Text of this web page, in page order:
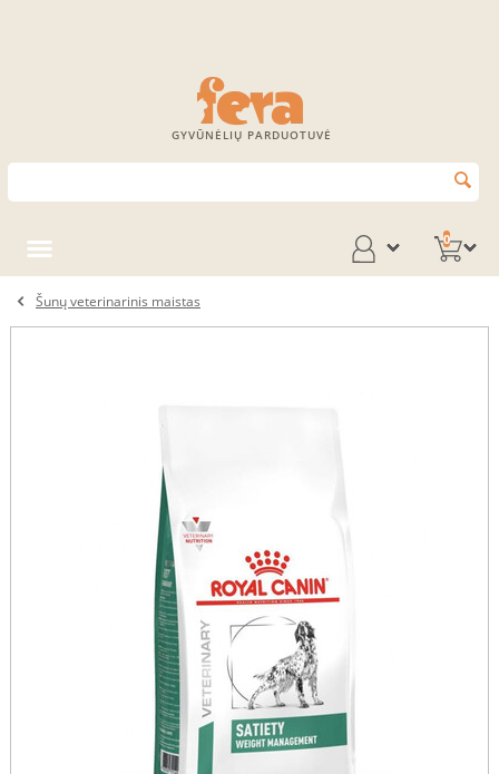
GYVŪNĖLIŲ PARDUOTUVĖ
0
Šunų veterinarinis maistas